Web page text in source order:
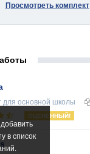
Просмотреть комплект
в список
для основной школы
ОЦЕНЕННЫЙ!